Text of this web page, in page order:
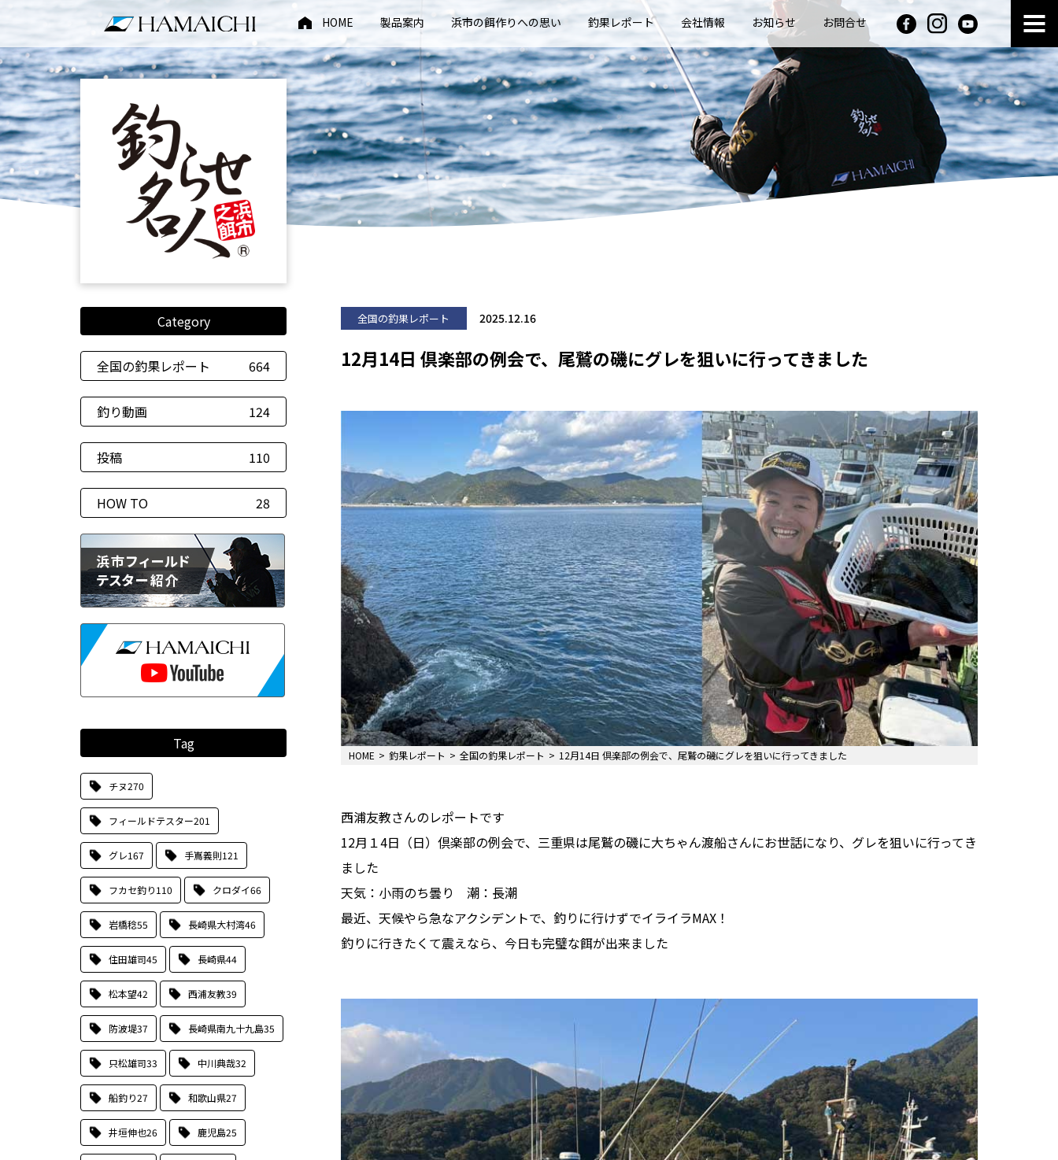
HOME 製品案内 浜市の餌作りへの思い 釣果レポート 会社情報 お知らせ お問合せ
Category
全国の釣果レポート 664
釣り動画 124
投稿 110
HOW TO 28
Tag
チヌ270
フィールドテスター201
グレ167 手嶌義則121
フカセ釣り110 クロダイ66
岩橋稔55 長崎県大村湾46
住田雄司45 長崎県44
松本望42 西浦友教39
防波堤37 長崎県南九十九島35
只松雄司33 中川典哉32
船釣り27 和歌山県27
井垣伸也26 鹿児島25
全国の釣果レポート 2025.12.16
12月14日 倶楽部の例会で、尾鷲の磯にグレを狙いに行ってきました
HOME 釣果レポート 全国の釣果レポート 12月14日 倶楽部の例会で、尾鷲の磯にグレを狙いに行ってきました
西浦友教さんのレポートです
12月１4日（日）倶楽部の例会で、三重県は尾鷲の磯に大ちゃん渡船さんにお世話になり、グレを狙いに行ってき
ました
天気：小雨のち曇り 潮：長潮
最近、天候やら急なアクシデントで、釣りに行けずでイライラMAX！
釣りに行きたくて震えなら、今日も完璧な餌が出来ました